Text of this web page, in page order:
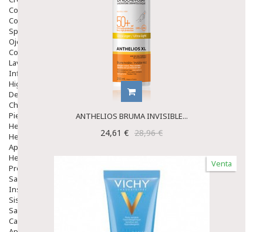
Comprimidos
Colirios
Sprays
Ojos Y Oidos
Congestión
Lavado Ojos
Inflamación Del Oido (otitis)
Higiene Oido
Deshabituación Tabaquismo
Chicles
Piel
Herpes Y Hongos
Heridas Y úlceras
Aparato Genital
Hemorroides
Protectores Y Emolientes
Salud
Insomnio
Sistema Nervioso
Salud Bucodental
Capilar
ANTHELIOS BRUMA INVISIBLE...
24,61 € 28,96 €
Venta